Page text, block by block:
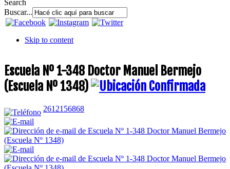
Search
Buscar...
Skip to content
Escuela Nº 1-348 Doctor Manuel Bermejo
(Escuela Nº 1348)
2612156868